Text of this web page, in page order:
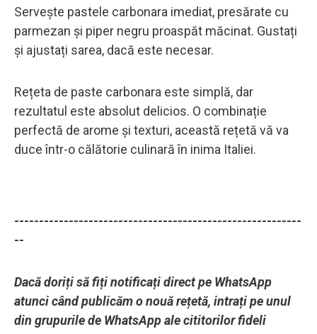
Servește pastele carbonara imediat, presărate cu
parmezan și piper negru proaspăt măcinat. Gustați
și ajustați sarea, dacă este necesar.
Rețeta de paste carbonara este simplă, dar
rezultatul este absolut delicios. O combinație
perfectă de arome și texturi, această rețetă vă va
duce într-o călătorie culinară în inima Italiei.
----------------------------------------------------------
--
Dacă doriți să fiți notificați direct pe WhatsApp
atunci când publicăm o nouă rețetă, intrați pe unul
din grupurile de WhatsApp ale cititorilor fideli